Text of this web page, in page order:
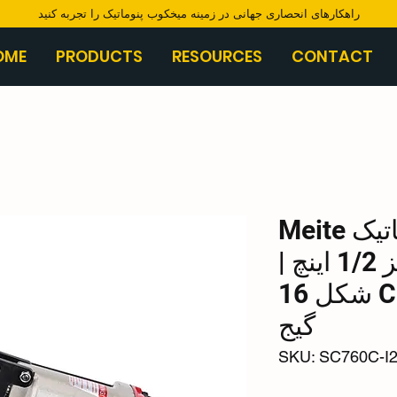
​راهکارهای انحصاری جهانی در زمینه میخکوب پنوماتیک را تجربه کنید
PRODUCTS RESOURCES CONTACT
تفنگ حلقه‌ای پنوماتیک Meite
SC760C-I2 سایز 1/2 اینچ |
انبردست حلقه‌ای C شکل 16
گیج
SKU: SC760C-I2